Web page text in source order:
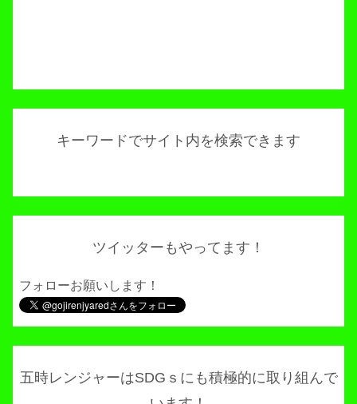
キーワードでサイト内を検索できます
ツイッターもやってます！
フォローお願いします！
五時レンジャーはSDGｓにも積極的に取り組んで